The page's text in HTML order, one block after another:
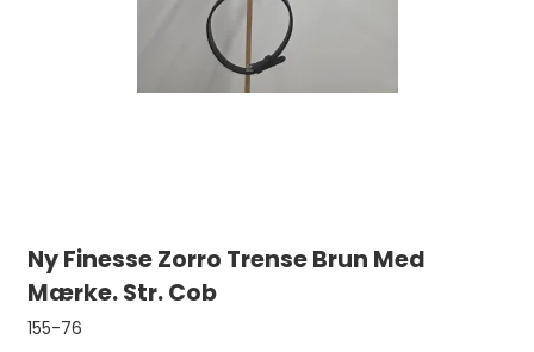
Ny Finesse Zorro Trense Brun Med
Mærke. Str. Cob
155-76